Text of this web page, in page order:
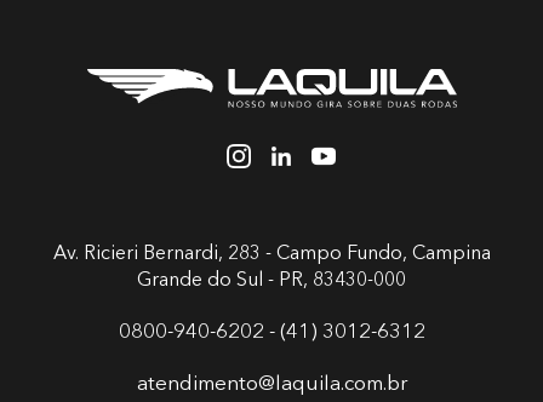
Av. Ricieri Bernardi, 283 - Campo Fundo, Campina
Grande do Sul - PR, 83430-000
0800-940-6202 - (41) 3012-6312
atendimento@laquila.com.br